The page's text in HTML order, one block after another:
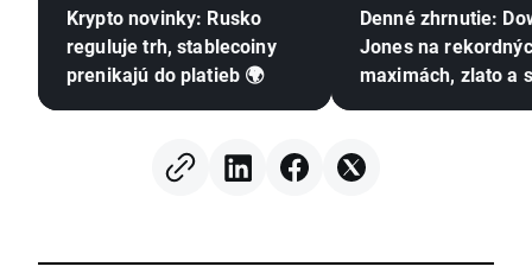
Krypto novinky: Rusko
reguluje trh, stablecoiny
prenikajú do platieb 🌍
Denné zhrnutie:
Jones na
maximách, zlato a
Iránom